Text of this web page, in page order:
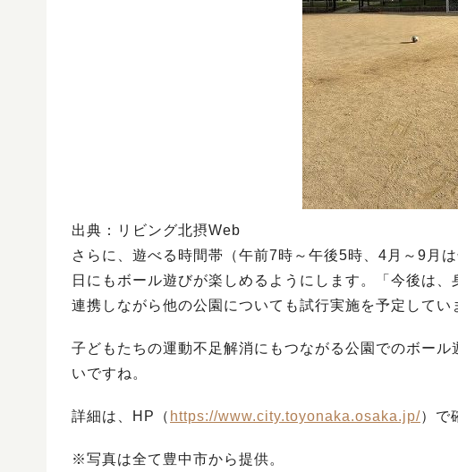
出典：リビング北摂Web
さらに、遊べる時間帯（午前7時～午後5時、4月～9月
日にもボール遊びが楽しめるようにします。「今後は
連携しながら他の公園についても試行実施を予定してい
子どもたちの運動不足解消にもつながる公園でのボー
いですね。
詳細は、HP（ https://www.city.toyonaka.osaka.jp/）で
※写真は全て豊中市から提供。